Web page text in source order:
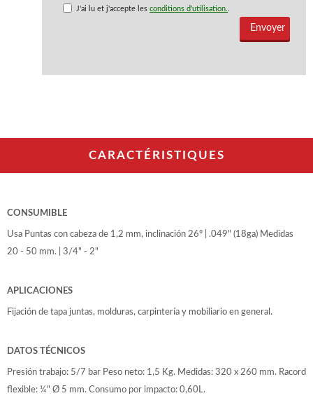
J'ai lu et j'accepte lesconditions d'utilisation.
CARACTÉRISTIQUES
CONSUMIBLE
Usa Puntas con cabeza de 1,2 mm, inclinación 26º | .049" (18ga) Medidas
20 - 50 mm. | 3/4" - 2"
APLICACIONES
Fijación de tapa juntas, molduras, carpintería y mobiliario en general.
DATOS TÉCNICOS
Presión trabajo: 5/7 bar Peso neto: 1,5 Kg. Medidas: 320 x 260 mm. Racord
flexible: ¼" Ø 5 mm. Consumo por impacto: 0,60L.